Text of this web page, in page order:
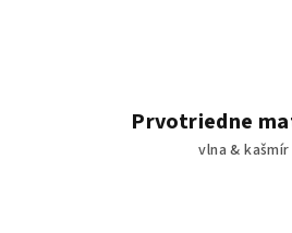
Prvotriedne
vlna & kašmír